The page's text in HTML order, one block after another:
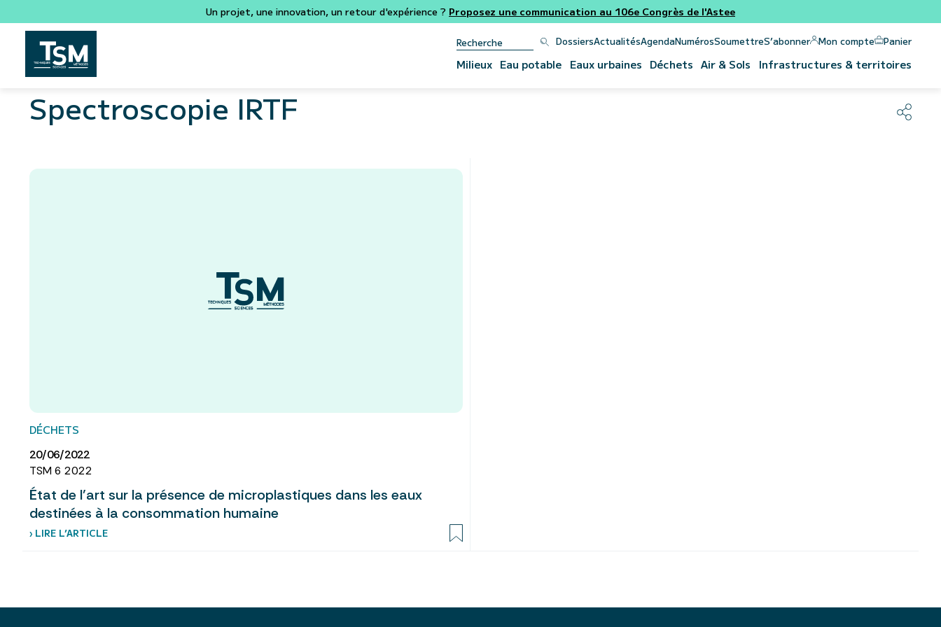
Un projet, une innovation, un retour d'expérience ? Proposez une communication au 106e Congrès de l'Astee
DossiersActualitésAgendaNumérosSoumettreS’abonner Mon compte Panier
Milieux Eau potable Eaux urbaines Déchets Air & Sols Infrastructures & territoires
Spectroscopie IRTF
DÉCHETS
20/06/2022
TSM 6 2022
État de l’art sur la présence de microplastiques dans les eaux
destinées à la consommation humaine
› LIRE L’ARTICLE